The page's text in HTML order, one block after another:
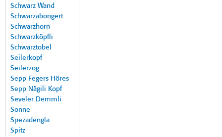
Schwarz Wand
Schwarzabongert
Schwarzhorn
Schwarzköpfli
Schwarztobel
Seilerkopf
Seilerzog
Sepp Fegers Höres
Sepp Nägili Kopf
Seveler Demmli
Sonne
Spezadengla
Spitz